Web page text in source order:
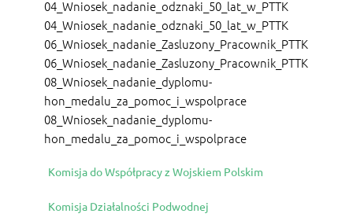
04_Wniosek_nadanie_odznaki_50_lat_w_PTTK
04_Wniosek_nadanie_odznaki_50_lat_w_PTTK
06_Wniosek_nadanie_Zasluzony_Pracownik_PTTK
06_Wniosek_nadanie_Zasluzony_Pracownik_PTTK
08_Wniosek_nadanie_dyplomu-
hon_medalu_za_pomoc_i_wspolprace
08_Wniosek_nadanie_dyplomu-
hon_medalu_za_pomoc_i_wspolprace
Komisja do Współpracy z Wojskiem Polskim
Komisja Działalności Podwodnej